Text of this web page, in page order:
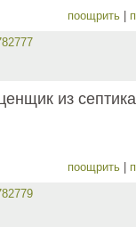
поощрить |
из септика
поощрить |